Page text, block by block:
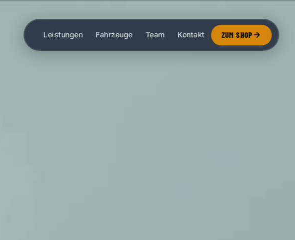
Leistungen Fahrzeuge Team Kontakt ZUM SHOP